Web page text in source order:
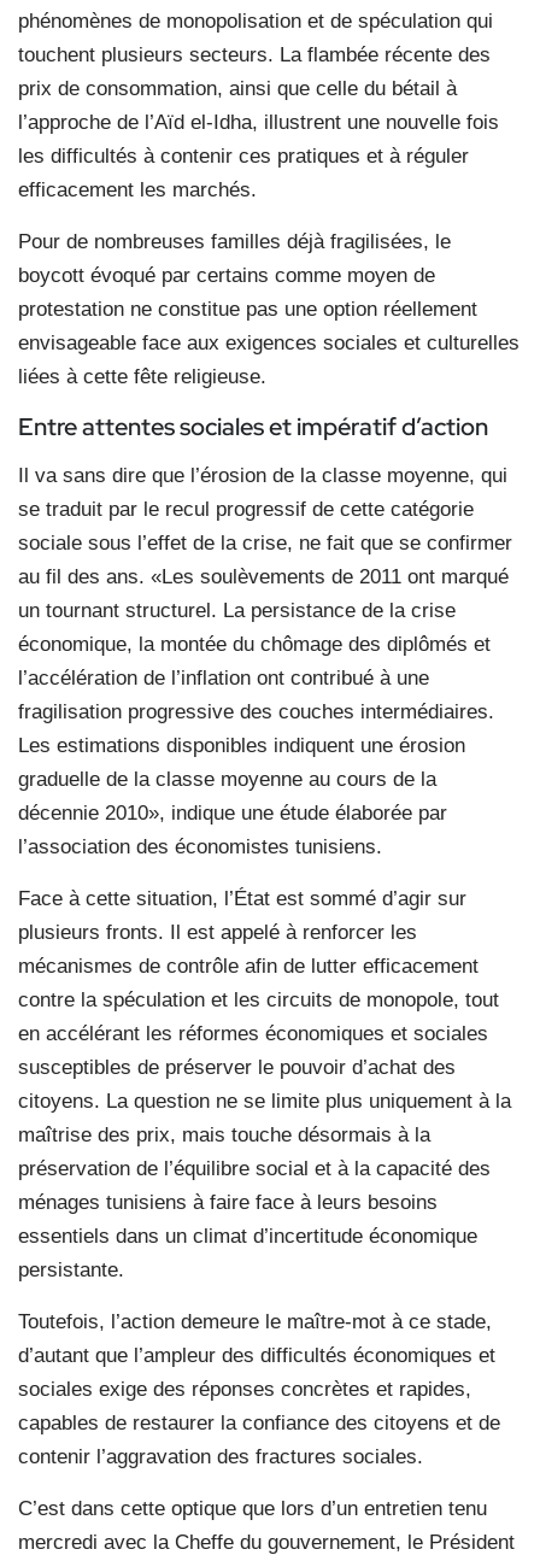
phénomènes de monopolisation et de spéculation qui
touchent plusieurs secteurs. La flambée récente des
prix de consommation, ainsi que celle du bétail à
l’approche de l’Aïd el-Idha, illustrent une nouvelle fois
les difficultés à contenir ces pratiques et à réguler
efficacement les marchés.
Pour de nombreuses familles déjà fragilisées, le
boycott évoqué par certains comme moyen de
protestation ne constitue pas une option réellement
envisageable face aux exigences sociales et culturelles
liées à cette fête religieuse.
Entre attentes sociales et impératif d’action
Il va sans dire que l’érosion de la classe moyenne, qui
se traduit par le recul progressif de cette catégorie
sociale sous l’effet de la crise, ne fait que se confirmer
au fil des ans. «Les soulèvements de 2011 ont marqué
un tournant structurel. La persistance de la crise
économique, la montée du chômage des diplômés et
l’accélération de l’inflation ont contribué à une
fragilisation progressive des couches intermédiaires.
Les estimations disponibles indiquent une érosion
graduelle de la classe moyenne au cours de la
décennie 2010», indique une étude élaborée par
l’association des économistes tunisiens.
Face à cette situation, l’État est sommé d’agir sur
plusieurs fronts. Il est appelé à renforcer les
mécanismes de contrôle afin de lutter efficacement
contre la spéculation et les circuits de monopole, tout
en accélérant les réformes économiques et sociales
susceptibles de préserver le pouvoir d’achat des
citoyens. La question ne se limite plus uniquement à la
maîtrise des prix, mais touche désormais à la
préservation de l’équilibre social et à la capacité des
ménages tunisiens à faire face à leurs besoins
essentiels dans un climat d’incertitude économique
persistante.
Toutefois, l’action demeure le maître-mot à ce stade,
d’autant que l’ampleur des difficultés économiques et
sociales exige des réponses concrètes et rapides,
capables de restaurer la confiance des citoyens et de
contenir l’aggravation des fractures sociales.
C’est dans cette optique que lors d’un entretien tenu
mercredi avec la Cheffe du gouvernement, le Président